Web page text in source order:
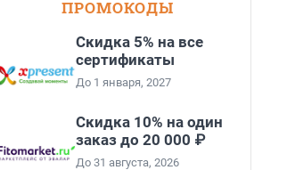
ПРОМОКОДЫ
Скидка 5% на все
сертификаты
До 1 января, 2027
Скидка 10% на один
заказ до 20 000 ₽
До 31 августа, 2026